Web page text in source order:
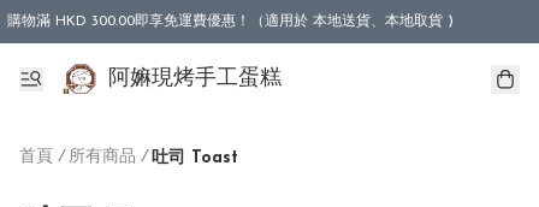
購物滿 HKD 300.00即享免運費優惠！（適用於 本地送貨、本地取貨 )
阿嫲現烤手工蛋糕
首頁 / 所有商品 / 吐司 Toast